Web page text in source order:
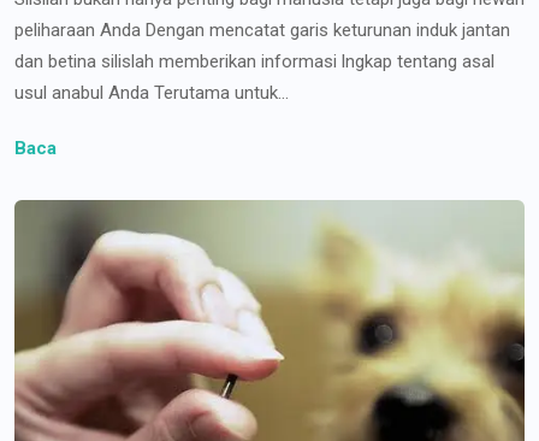
peliharaan Anda Dengan mencatat garis keturunan induk jantan
dan betina silislah memberikan informasi lngkap tentang asal
usul anabul Anda Terutama untuk...
Baca